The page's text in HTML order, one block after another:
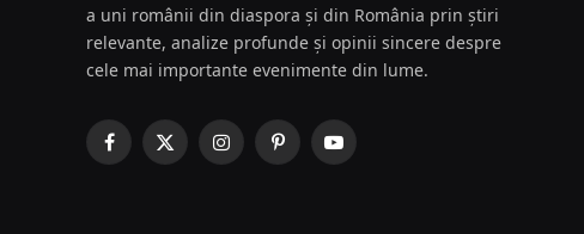
a uni românii din diaspora și din România prin știri
relevante, analize profunde și opinii sincere despre
cele mai importante evenimente din lume.
Facebook
X
InstagramPinterestYouTube